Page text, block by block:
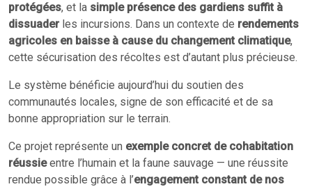
protégées, et la simple présence des gardiens suffit à
dissuaderles incursions. Dans un contexte de rendements
agricoles en baisse à cause du changement climatique,
cette sécurisation des récoltes est d’autant plus précieuse.
Le système bénéficie aujourd’hui du soutien des
communautés locales, signe de son efficacité et de sa
bonne appropriation sur le terrain.
Ce projet représente un exemple concret de cohabitation
réussieentre l’humain et la faune sauvage — une réussite
rendue possible grâce à l’engagement constant de nos